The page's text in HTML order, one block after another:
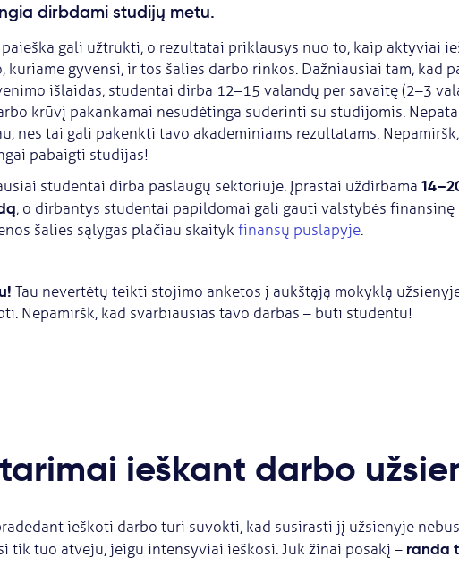
dirbdami studijų metu.
gali užtrukti, o rezultatai priklausys nuo to, kaip aktyviai
kuriame gyvensi, ir tos šalies darbo rinkos. Dažniausiai tam, kad
išlaidas, studentai dirba 12–15 valandų per savaitę (2–3
krūvį pakankamai nesudėtinga suderinti su studijomis.
nes tai gali pakenkti tavo akademiniams rezultatams.
pabaigti studijas!
studentai dirba paslaugų sektoriuje. Įprastai uždirbama
, o dirbantys studentai papildomai gali gauti valstybės finansinę
šalies sąlygas plačiau skaityk finansų puslapyje.
Tau nevertėtų teikti stojimo anketos į aukštąją mokyklą
Nepamiršk, kad svarbiausias tavo darbas – būti studentu!
ieškant darbo
ieškoti darbo turi suvokti, kad susirasti jį užsienyje
tik tuo atveju, jeigu intensyviai ieškosi. Juk žinai posakį – randa